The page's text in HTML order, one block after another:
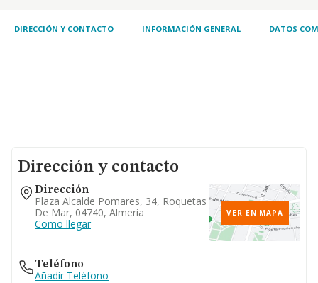
DIRECCIÓN Y CONTACTO INFORMACIÓN GENERAL DATOS
Dirección y contacto
Dirección
Plaza Alcalde Pomares, 34, Roquetas
De Mar, 04740, Almeria
Como llegar
VER EN MAPA
Teléfono
Añadir Teléfono